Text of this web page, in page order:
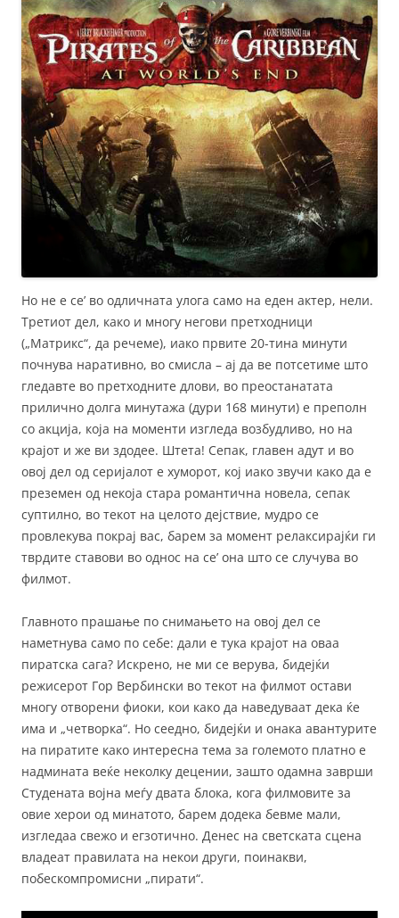
Но не е се’ во одличната улога само на еден актер, нели.
Третиот дел, како и многу негови претходници
(„Матрикс“, да речеме), иако првите 20-тина минути
почнува наративно, во смисла – ај да ве потсетиме што
гледавте во претходните длови, во преостанатата
прилично долга минутажа (дури 168 минути) е преполн
со акција, која на моменти изгледа возбудливо, но на
крајот и же ви здодее. Штета! Сепак, главен адут и во
овој дел од серијалот е хуморот, кој иако звучи како да е
преземен од некоја стара романтична новела, сепак
суптилно, во текот на целото дејствие, мудро се
провлекува покрај вас, барем за момент релаксирајќи ги
тврдите ставови во однос на се’ она што се случува во
филмот.
Главното прашање по снимањето на овој дел се
наметнува само по себе: дали е тука крајот на оваа
пиратска сага? Искрено, не ми се верува, бидејќи
режисерот Гор Вербински во текот на филмот остави
многу отворени фиоки, кои како да наведуваат дека ќе
има и „четворка“. Но сеедно, бидејќи и онака авантурите
на пиратите како интересна тема за големото платно е
надмината веќе неколку децении, зашто одамна заврши
Студената војна меѓу двата блока, кога филмовите за
овие херои од минатото, барем додека бевме мали,
изгледаа свежо и егзотично. Денес на светската сцена
владеат правилата на некои други, поинакви,
побескомпромисни „пирати“.